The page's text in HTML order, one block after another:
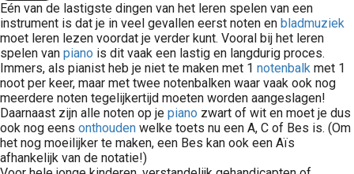
Eén van de lastigste dingen van het leren spelen van een
instrument is dat je in veel gevallen eerst noten en bladmuziek
moet leren lezen voordat je verder kunt. Vooral bij het leren
spelen van piano is dit vaak een lastig en langdurig proces.
Immers, als pianist heb je niet te maken met 1 notenbalk met 1
noot per keer, maar met twee notenbalken waar vaak ook nog
meerdere noten tegelijkertijd moeten worden aangeslagen!
Daarnaast zijn alle noten op je piano zwart of wit en moet je dus
ook nog eens onthouden welke toets nu een A, C of Bes is. (Om
het nog moeilijker te maken, een Bes kan ook een Aïs
afhankelijk van de notatie!)